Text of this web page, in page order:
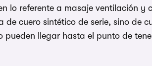
lo referente a masaje ventilación y
cuero sintético de serie, sino de
pueden llegar hasta el punto de